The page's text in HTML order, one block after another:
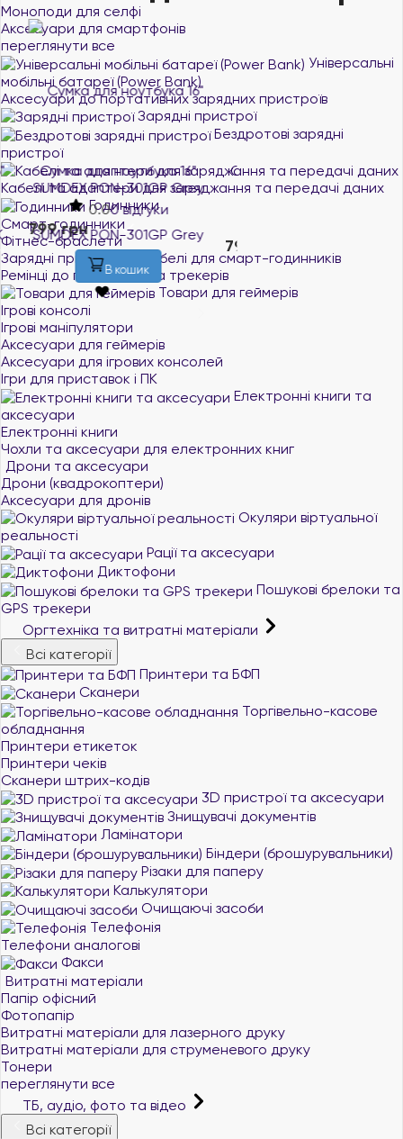
Моноподи для селфі
Аксесуари для смартфонів
переглянути все
Універсальні
мобільні батареї (Power Bank)
Аксесуари до портативних зарядних пристроїв
Зарядні пристрої
Бездротові зарядні
пристрої
Кабелі та адаптери для заряджання та передачі даних
Годинники
Смарт-годинники
Фітнес-браслети
Зарядні пристрої та кабелі для смарт-годинників
Ремінці до годинників та трекерів
Товари для геймерів
Ігрові консолі
Ігрові маніпулятори
Аксесуари для геймерів
Аксесуари для ігрових консолей
Ігри для приставок і ПК
Електронні книги та
аксесуари
Електронні книги
Чохли та аксесуари для електронних книг
Дрони та аксесуари
Дрони (квадрокоптери)
Аксесуари для дронів
Окуляри віртуальної
реальності
Рації та аксесуари
Диктофони
Пошукові брелоки та
GPS трекери
Оргтехніка та витратні матеріали
Всі категорії
Принтери та БФП
Сканери
Торгівельно-касове
обладнання
Принтери етикеток
Принтери чеків
Сканери штрих-кодів
3D пристрої та аксесуари
Знищувачі документів
Ламінатори
Біндери (брошурувальники)
Різаки для паперу
Калькулятори
Очищаючі засоби
Телефонія
Телефони аналогові
Факси
Витратні матеріали
Папір офісний
Фотопапір
Витратні матеріали для лазерного друку
Витратні матеріали для струменевого друку
Тонери
переглянути все
ТБ, аудіо, фото та відео
Всі категорії
Сумка для ноутбука 16"
SUMDEX PON-301GP Grey
0.00 відгуки
В наявності
799 грн
В кошик
Сумка для ноутбука 15.6"
SUMDEX PON-301RD
В наявності
799 грн
В кошик